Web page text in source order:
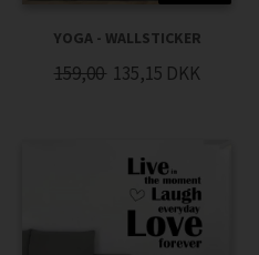
YOGA - WALLSTICKER
159,00 135,15 DKK